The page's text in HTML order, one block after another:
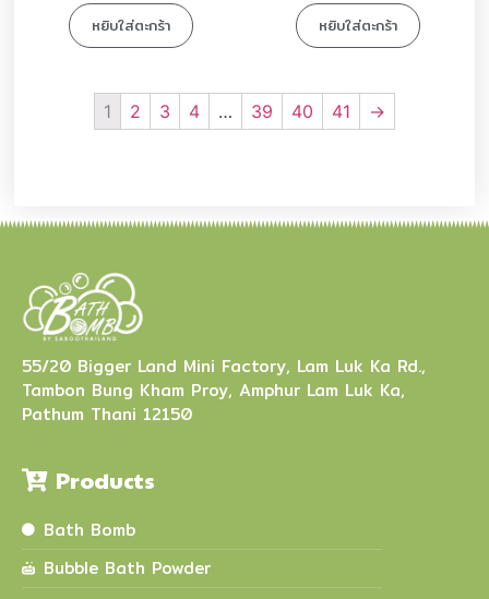
หยิบใส่ตะกร้า หยิบใส่ตะกร้า
1 2 3 4 … 39 40 41 →
55/20 Bigger Land Mini Factory, Lam Luk Ka Rd.,
Tambon Bung Kham Proy, Amphur Lam Luk Ka,
Pathum Thani 12150
Products
Bath Bomb
Bubble Bath Powder